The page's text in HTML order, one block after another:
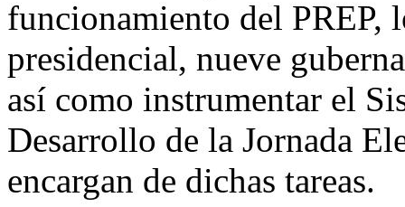
funcionamiento del PREP,
presidencial, nueve
así como instrumentar el
Desarrollo de la Jornada
encargan de dichas tareas.